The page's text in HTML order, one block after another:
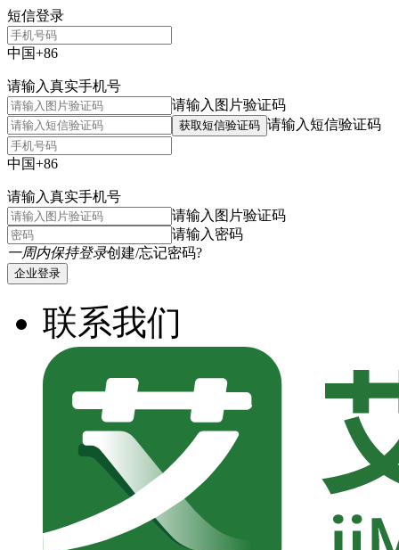
短信登录
中国+86
请输入真实手机号
请输入图片验证码
获取短信验证码 请输入短信验证码
中国+86
请输入真实手机号
请输入图片验证码
请输入密码
一周内保持登录创建/忘记密码?
企业登录
联系我们